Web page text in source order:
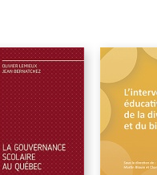
Chapitre 2 /
éléments
Références
Chapitre 3 / Enjeux du
Références
Chapitre 4 / Apports